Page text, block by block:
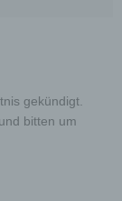
gekündigt.
bitten um